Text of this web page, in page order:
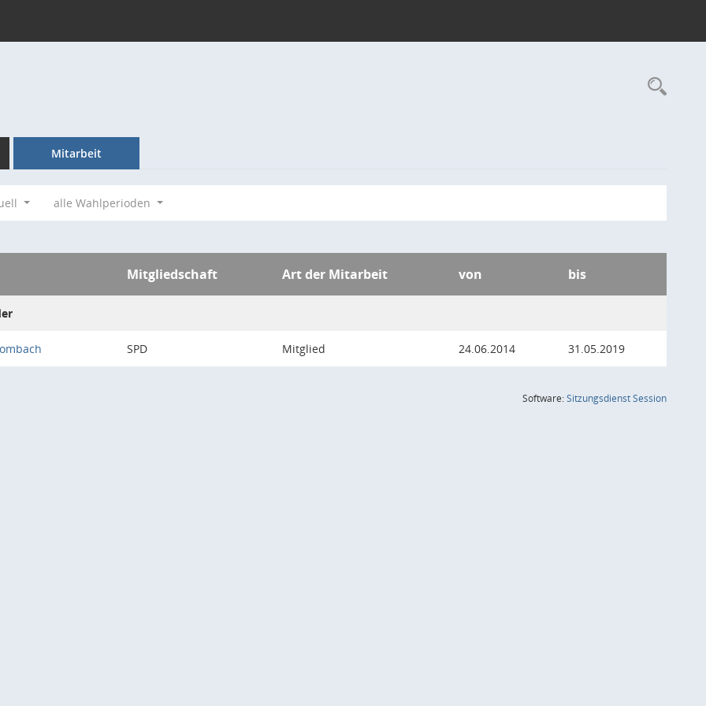
Mitarbeit
alle Wahlperioden
Mitgliedschaft Art der Mitarbeit von bis
SPD Mitglied 24.06.2014 31.05.2019
Software:SitzungsdienstSession(Wird in